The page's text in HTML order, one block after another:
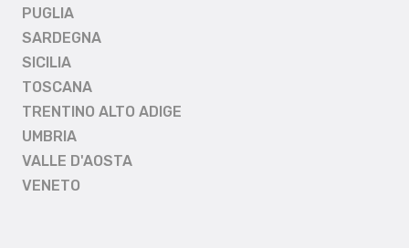
PUGLIA
SARDEGNA
SICILIA
TOSCANA
TRENTINO ALTO ADIGE
UMBRIA
VALLE D'AOSTA
VENETO